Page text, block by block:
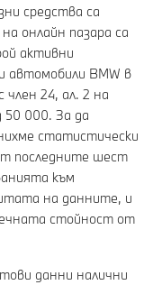
средства са
онлайн пазара са
активни
автомобили BMW в
член 24, ал. 2 на
50 000. За да
статистически
последните шест
към
на данните, и
стойност от
данни налични